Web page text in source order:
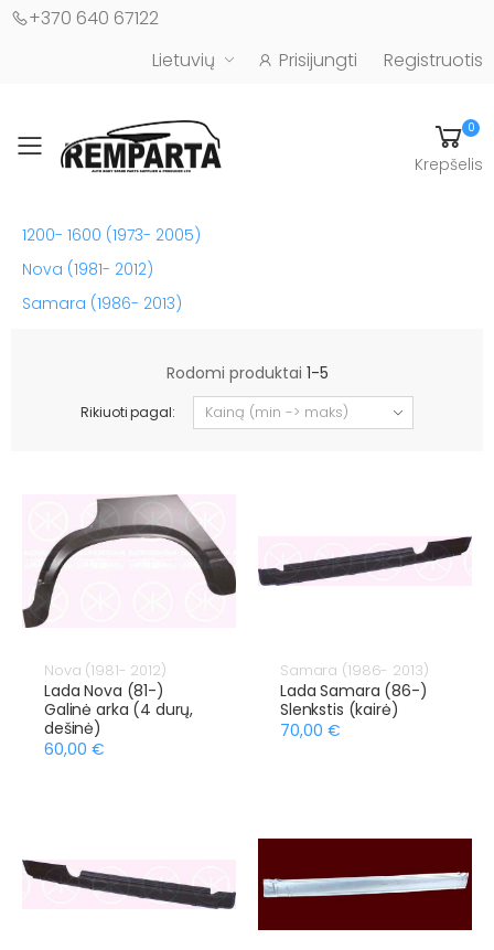
+370 640 67122
Lietuvių
Prisijungti Registruotis
Toggle mobile menu
0
Krepšelis
1200- 1600 (1973- 2005)
Nova (1981- 2012)
Samara (1986- 2013)
Rodomi produktai 1-5
Rikiuoti pagal:
Nova (1981- 2012)
Lada Nova (81-)
Galinė arka (4 durų,
dešinė)
60,00 €
Samara (1986- 2013)
Lada Samara (86-)
Slenkstis (kairė)
70,00 €